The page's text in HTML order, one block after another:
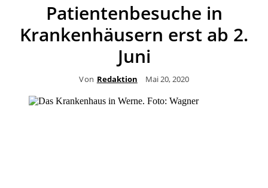
Patientenbesuche in
Krankenhäusern erst ab 2.
Juni
Von Redaktion Mai 20, 2020